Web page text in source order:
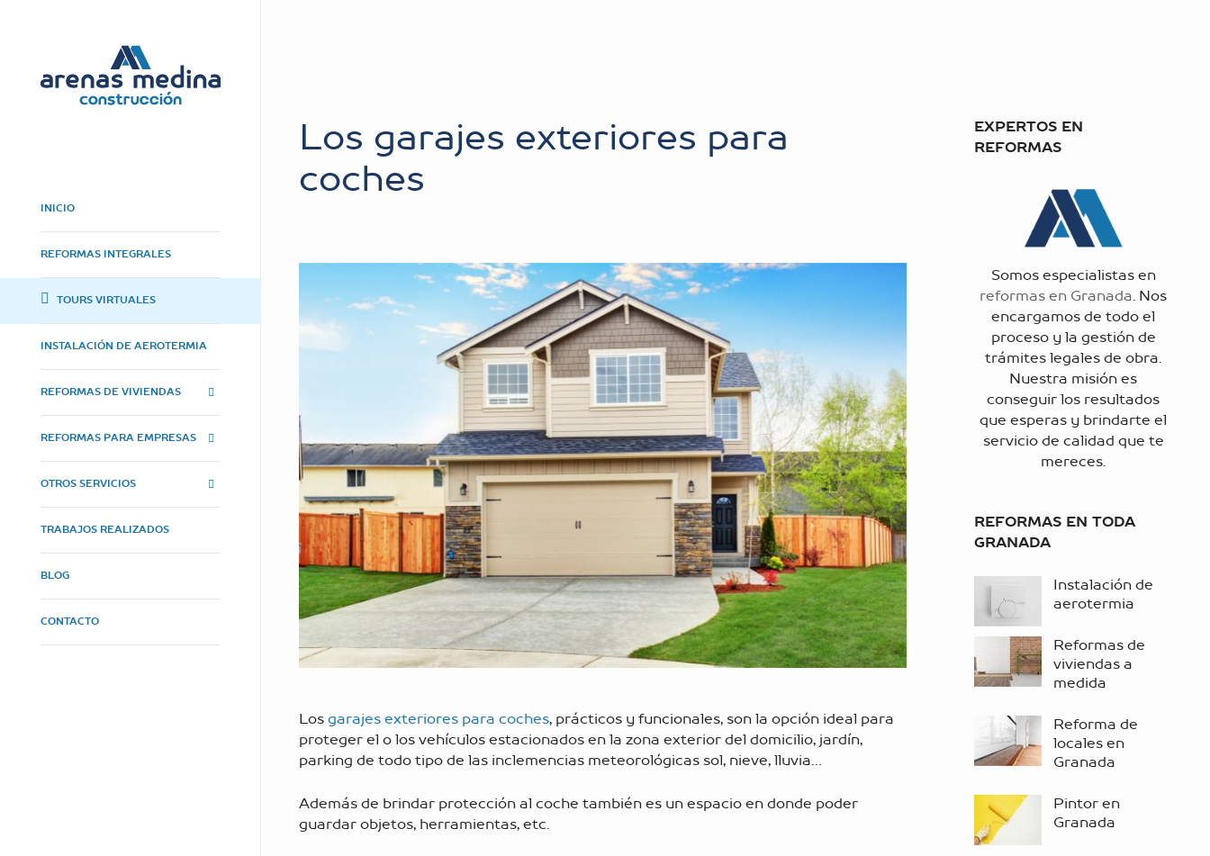
INICIO
REFORMAS INTEGRALES
TOURS VIRTUALES
INSTALACIÓN DE AEROTERMIA
REFORMAS DE VIVIENDAS
REFORMAS PARA EMPRESAS
OTROS SERVICIOS
TRABAJOS REALIZADOS
BLOG
CONTACTO
Los garajes exteriores para
coches
Losgarajes exteriores para coches, prácticos y funcionales, son la opción ideal para
proteger el o los vehículos estacionados en la zona exterior del domicilio, jardín,
parking de todo tipo de las inclemencias meteorológicas sol, nieve, lluvia…
Además de brindar protección al coche también es un espacio en donde poder
guardar objetos, herramientas, etc.
EXPERTOS EN
REFORMAS
Somos especialistas en
reformas en Granada. Nos
encargamos de todo el
proceso y la gestión de
trámites legales de obra.
Nuestra misión es
conseguir los resultados
que esperas y brindarte el
servicio de calidad que te
mereces.
REFORMAS EN TODA
GRANADA
Instalación de
aerotermia
Reformas de
viviendas a
medida
Reforma de
locales en
Granada
Pintor en
Granada